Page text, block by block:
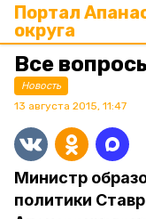
Портал
округа
Все
Новость
13 августа 2015, 11:47
Министр
политики